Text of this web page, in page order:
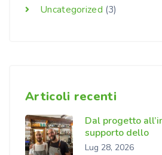
Uncategorized (3)
Articoli recenti
Dal progetto
supporto dello
Lug 28, 2026